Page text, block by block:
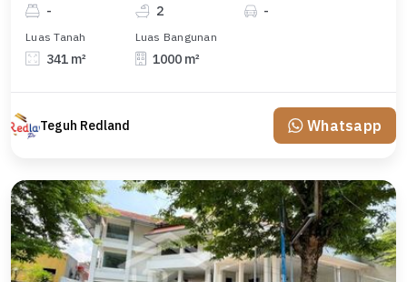
- 2 -
Luas Tanah
341 m²
Luas Bangunan
1000 m²
Teguh Redland Whatsapp